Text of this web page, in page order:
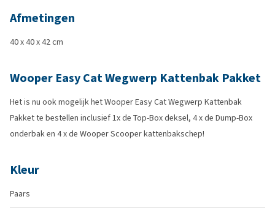
Afmetingen
40 x 40 x 42 cm
Wooper Easy Cat Wegwerp Kattenbak Pakket
Het is nu ook mogelijk het Wooper Easy Cat Wegwerp Kattenbak
Pakket te bestellen inclusief 1x de Top-Box deksel, 4 x de Dump-Box
onderbak en 4 x de Wooper Scooper kattenbakschep!
Kleur
Paars